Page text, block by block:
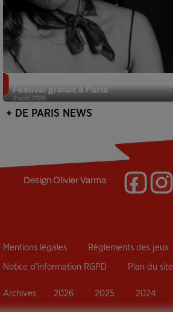
3 août 2026
Festival gratuit à Paris
+ DE PARIS NEWS
DesignOlivier Varma
Mentions légales Règlements des jeux
Notice d’information RGPD Plan du site
Archives 2026 2025 2024